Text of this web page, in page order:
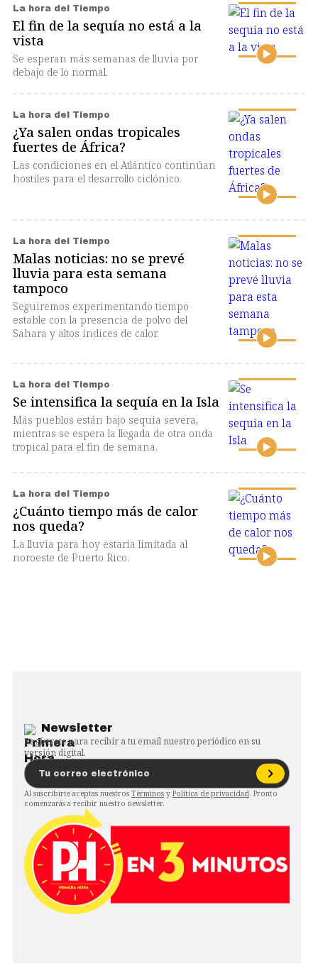
La hora del Tiempo
El fin de la sequía no está a la
vista
Se esperan más semanas de lluvia por
debajo de lo normal.
La hora del Tiempo
¿Ya salen ondas tropicales
fuertes de África?
Las condiciones en el Atlántico continúan
hostiles para el desarrollo ciclónico.
La hora del Tiempo
Malas noticias: no se prevé
lluvia para esta semana
tampoco
Seguiremos experimentando tiempo
estable con la presencia de polvo del
Sahara y altos índices de calor.
La hora del Tiempo
Se intensifica la sequía en la Isla
Más pueblos están bajo sequía severa,
mientras se espera la llegada de otra onda
tropical para el fin de semana.
La hora del Tiempo
¿Cuánto tiempo más de calor
nos queda?
La lluvia para hoy estaría limitada al
noroeste de Puerto Rico.
Newsletter
Regístrate para recibir a tu email nuestro periódico en su
versión digital.
Al suscribirte aceptas nuestros Términos y Política de privacidad. Pronto
comenzarás a recibir nuestro newsletter.